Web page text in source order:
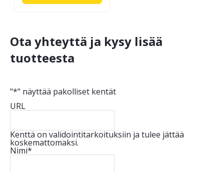
Ota yhteyttä ja kysy lisää
tuotteesta
"*" näyttää pakolliset kentät
URL
Kenttä on validointitarkoituksiin ja tulee jättää
koskemattomaksi.
Nimi*